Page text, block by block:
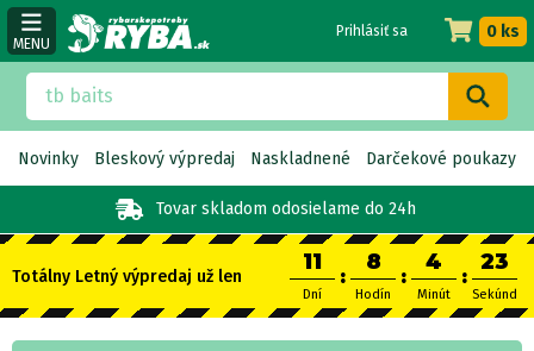
MENU
Tovar skladom odosielame do 24h
Prihlásiť sa 0 ks
Novinky Bleskový výpredaj Naskladnené Darčekové poukazy
Totálny Letný výpredaj už len
11
Dní
:
8
Hodín
:
4
Minút
:
23
Sekúnd